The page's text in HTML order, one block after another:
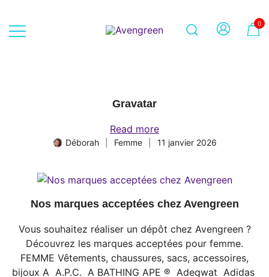
content
0
Gravatar
Read more
Déborah Femme 11 janvier 2026
Nos marques acceptées chez Avengreen
Vous souhaitez réaliser un dépôt chez Avengreen ?
Découvrez les marques acceptées pour femme.
FEMME Vêtements, chaussures, sacs, accessoires,
bijoux A A.P.C. A BATHING APE ® Adeqwat Adidas